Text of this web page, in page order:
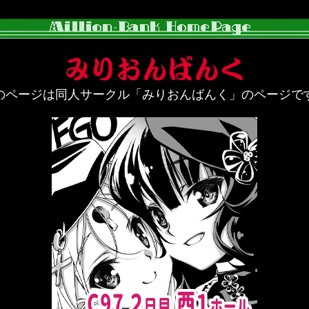
ページは同人サークル「みりおんばんく」のページで